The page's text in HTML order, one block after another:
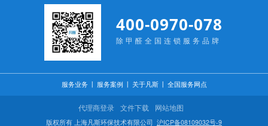
400-0970-078
除甲醛全国连锁服务品牌
服务业务 丨 服务案例 丨 关于凡斯 丨 全国服务网点
代理商登录 文件下载 网站地图
版权所有 上海凡斯环保技术有限公司 沪ICP备08109032号-9